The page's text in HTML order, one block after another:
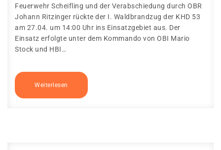
Feuerwehr Scheifling und der Verabschiedung durch OBR
Johann Ritzinger rückte der I. Waldbrandzug der KHD 53
am 27.04. um 14:00 Uhr ins Einsatzgebiet aus. Der
Einsatz erfolgte unter dem Kommando von OBI Mario
Stock und HBI…
Weiterlesen